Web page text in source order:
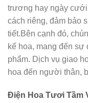
trương hay ngày
cách riêng, đảm bảo
tiết.Bên cạnh đó,
kế hoa, mang đến sự
phẩm. Dịch vụ giao
hoa đến người thân,
Điện Hoa Tươi Tầm